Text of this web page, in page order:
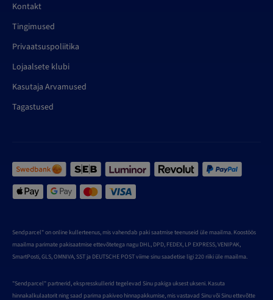
Kontakt
Tingimused
Privaatsuspoliitika
Lojaalsete klubi
Kasutaja Arvamused
Tagastused
Sendparcel" on online kullerteenus, mis vahendab paki saatmise teenuseid üle maailma. Koostöös
maailma parimate pakisaatmise ettevõtetega nagu DHL, DPD, FEDEX, LP EXPRESS, VENIPAK,
SmartPosti, GLS, OMNIVA, SST ja DEUTSCHE POST viime sinu saadetise ligi 220 riiki üle maailma.
"Sendparcel" partnerid, ekspresskullerid tegelevad Sinu pakiga uksest ukseni. Kasuta
hinnakalkulaatorit ning saad parima pakiveo hinnapakkumise, mis vastavad Sinu või Sinu ettevõtte